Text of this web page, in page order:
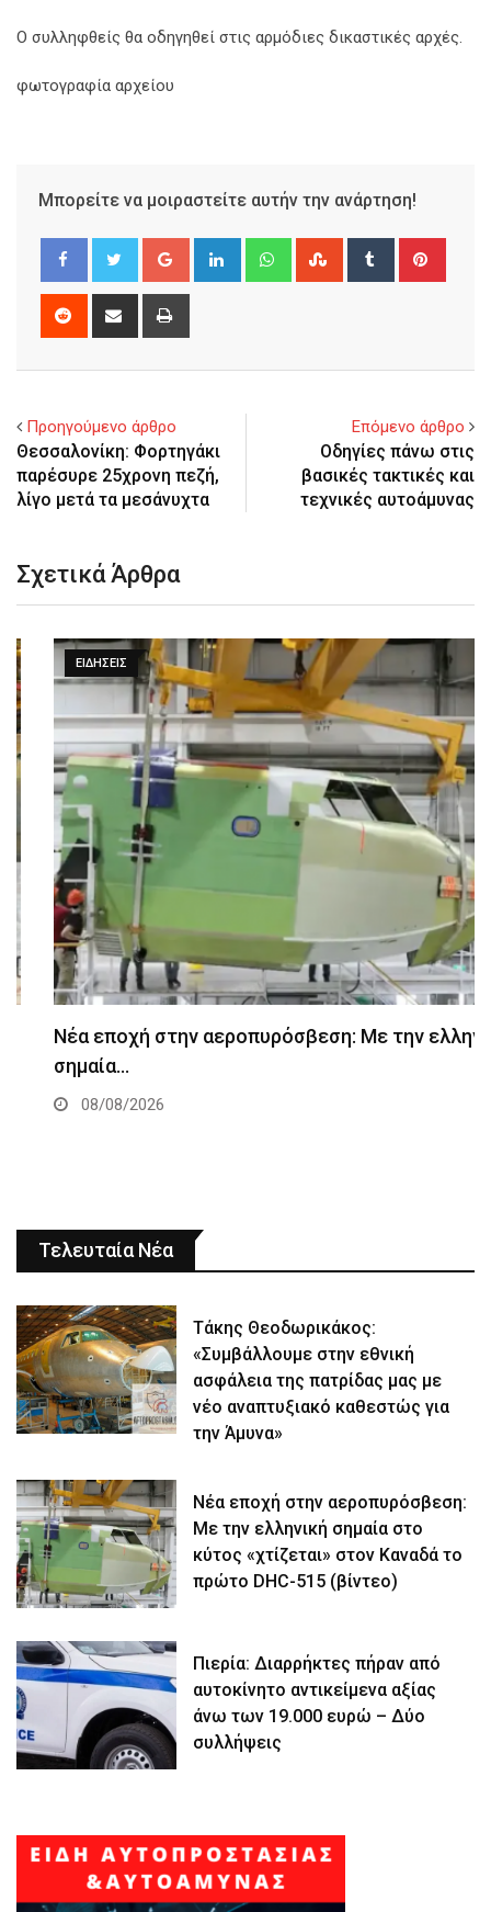
Ο συλληφθείς θα οδηγηθεί στις αρμόδιες δικαστικές αρχές.
φωτογραφία αρχείου
Μπορείτε να μοιραστείτε αυτήν την ανάρτηση!
Google+ LinkedIn WhatsappStumbleUpon
Tumblr
Reddit
Share
Προηγούμενο άρθρο
Θεσσαλονίκη: Φορτηγάκι
παρέσυρε 25χρονη πεζή,
λίγο μετά τα μεσάνυχτα
Επόμενο άρθρο
Οδηγίες πάνω στις
βασικές τακτικές και
τεχνικές αυτοάμυνας
Σχετικά Άρθρα
ΕΙΔΉΣΕΙΣ
Νέα εποχή στην αεροπυρόσβεση: Με την ελληνική
σημαία…
08/08/2026
Τελευταία Νέα
Τάκης Θεοδωρικάκος:
«Συμβάλλουμε στην εθνική
ασφάλεια της πατρίδας μας με
νέο αναπτυξιακό καθεστώς για
την Άμυνα»
Νέα εποχή στην αεροπυρόσβεση:
Με την ελληνική σημαία στο
κύτος «χτίζεται» στον Καναδά το
πρώτο DHC-515 (βίντεο)
Πιερία: Διαρρήκτες πήραν από
αυτοκίνητο αντικείμενα αξίας
άνω των 19.000 ευρώ – Δύο
συλλήψεις